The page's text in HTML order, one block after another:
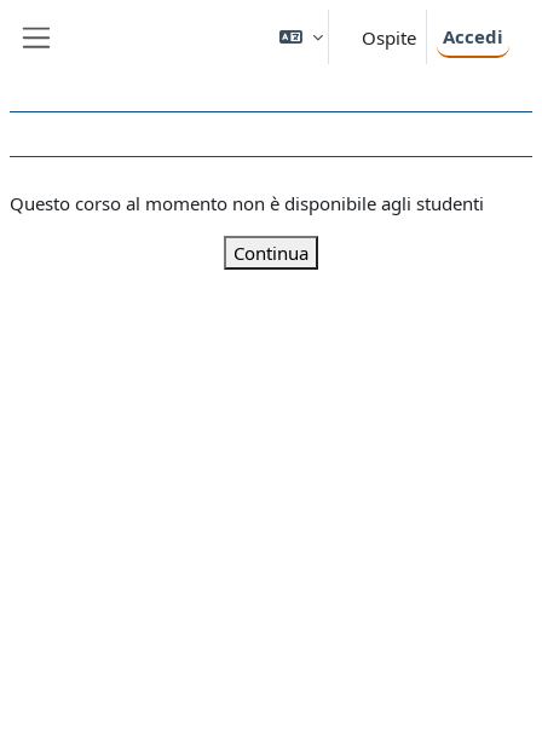
Ospite Accedi
Questo corso al momento non è disponibile agli studenti
Continua